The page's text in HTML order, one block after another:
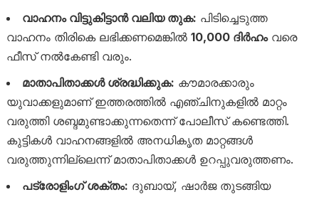
വാഹനം വിട്ടുകിട്ടാൻ വലിയ തുക: പിടിച്ചെടുത്ത
വാഹനം തിരികെ ലഭിക്കണമെങ്കിൽ 10,000 ദിർഹംവരെ
ഫീസ് നൽകേണ്ടി വരും.
മാതാപിതാക്കൾ ശ്രദ്ധിക്കുക: കൗമാരക്കാരും
യുവാക്കളുമാണ് ഇത്തരത്തിൽ എഞ്ചിനുകളിൽ മാറ്റം
വരുത്തി ശബ്ദമുണ്ടാക്കുന്നതെന്ന് പോലീസ് കണ്ടെത്തി.
കുട്ടികൾ വാഹനങ്ങളിൽ അനധികൃത മാറ്റങ്ങൾ
വരുത്തുന്നില്ലെന്ന് മാതാപിതാക്കൾ ഉറപ്പുവരുത്തണം.
പട്രോളിംഗ് ശക്തം: ദുബായ്, ഷാർജ തുടങ്ങിയ